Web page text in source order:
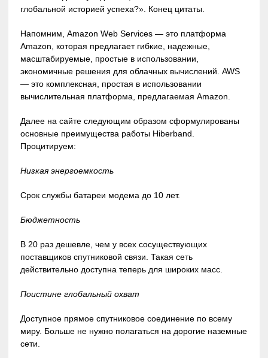
глобальной историей успеха?». Конец цитаты.
Напомним, Amazon Web Services — это платформа
Amazon, которая предлагает гибкие, надежные,
масштабируемые, простые в использовании,
экономичные решения для облачных вычислений. AWS
— это комплексная, простая в использовании
вычислительная платформа, предлагаемая Amazon.
Далее на сайте следующим образом сформулированы
основные преимущества работы Hiberband.
Процитируем:
Низкая энергоемкость
Срок службы батареи модема до 10 лет.
Бюджетность
В 20 раз дешевле, чем у всех сосуществующих
поставщиков спутниковой связи. Такая сеть
действительно доступна теперь для широких масс.
Поистине глобальный охват
Доступное прямое спутниковое соединение по всему
миру. Больше не нужно полагаться на дорогие наземные
сети.